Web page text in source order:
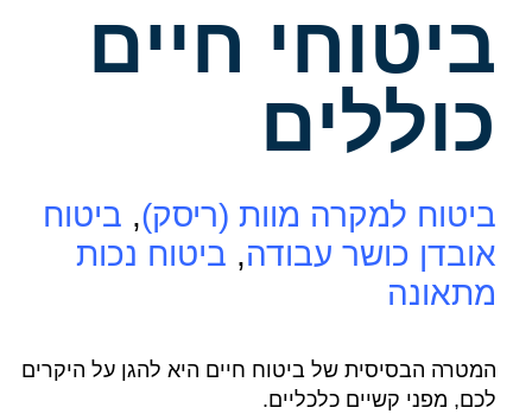
ביטוחי חיים
כוללים
ביטוח למקרה מוות (ריסק), ביטוח
אובדן כושר עבודה, ביטוח נכות
מתאונה
המטרה הבסיסית של ביטוח חיים היא להגן על היקרים
לכם, מפני קשיים כלכליים.